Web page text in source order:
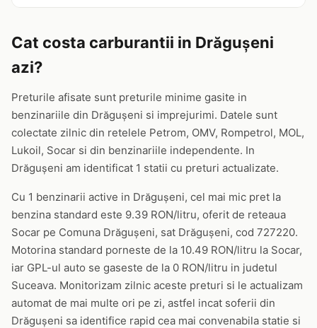
Cat costa carburantii in Drăguşeni
azi?
Preturile afisate sunt preturile minime gasite in
benzinariile din Drăguşeni si imprejurimi. Datele sunt
colectate zilnic din retelele Petrom, OMV, Rompetrol, MOL,
Lukoil, Socar si din benzinariile independente. In
Drăguşeni am identificat 1 statii cu preturi actualizate.
Cu 1 benzinarii active in Drăguşeni, cel mai mic pret la
benzina standard este 9.39 RON/litru, oferit de reteaua
Socar pe Comuna Drăguşeni, sat Drăguşeni, cod 727220.
Motorina standard porneste de la 10.49 RON/litru la Socar,
iar GPL-ul auto se gaseste de la 0 RON/litru in judetul
Suceava. Monitorizam zilnic aceste preturi si le actualizam
automat de mai multe ori pe zi, astfel incat soferii din
Drăguşeni sa identifice rapid cea mai convenabila statie si